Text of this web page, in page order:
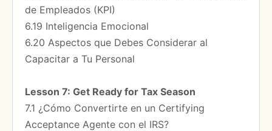
de Empleados (KPI)
6.19 Inteligencia Emocional
6.20 Aspectos que Debes Considerar al
Capacitar a Tu Personal
Lesson 7: Get Ready for Tax Season
7.1 ¿Cómo Convertirte en un Certifying
Acceptance Agente con el IRS?